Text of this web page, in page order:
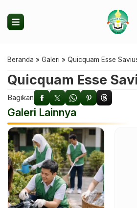
Beranda » Galeri » Quicquam Esse
Quicquam Esse
Bagikan
Galeri Lainnya